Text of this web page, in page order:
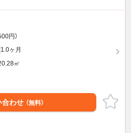
円）
1.0ヶ月
㎡
合わせ （無料）